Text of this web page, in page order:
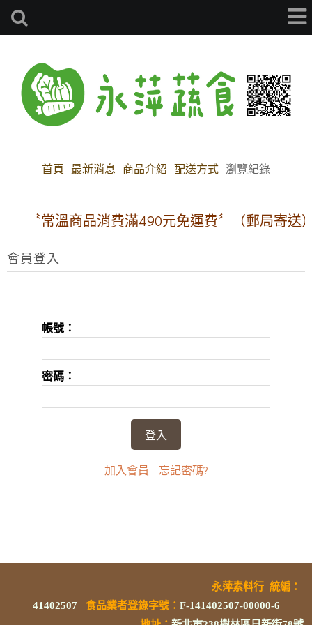
首頁 最新消息 商品介紹 配送方式 瀏覽紀錄
〝常溫商品消費滿490元免運費〞（郵局寄送）
會員登入
帳號：
密碼：
加入會員 忘記密碼?
永萍素料行 統編 ：
41402507
食品業者登錄字號： F-141402507-00000-6